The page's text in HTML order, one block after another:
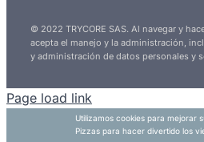
© 2022 TRYCORE SAS. Al navegar y
acepta el manejo y la administración,
y administración de datos personales y
Page load link
Utilizamos cookies para mejorar
Pizzas para hacer divertido los